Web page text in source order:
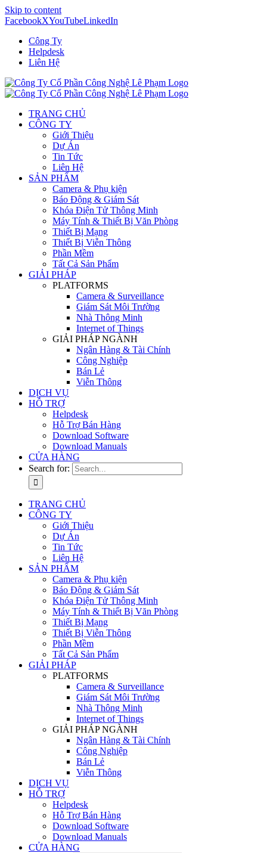
Skip to content
FacebookXYouTubeLinkedIn
Công Ty
Helpdesk
Liên Hệ
TRANG CHỦ
CÔNG TY
Giới Thiệu
Dự Án
Tin Tức
Liên Hệ
SẢN PHẨM
Camera & Phụ kiện
Báo Động & Giám Sát
Khóa Điện Tử Thông Minh
Máy Tính & Thiết Bị Văn Phòng
Thiết Bị Mạng
Thiết Bị Viễn Thông
Phần Mềm
Tất Cả Sản Phẩm
GIẢI PHÁP
PLATFORMS
Camera & Surveillance
Giám Sát Môi Trường
Nhà Thông Minh
Internet of Things
GIẢI PHÁP NGÀNH
Ngân Hàng & Tài Chính
Công Nghiệp
Bán Lẻ
Viễn Thông
DỊCH VỤ
HỖ TRỢ
Helpdesk
Hỗ Trợ Bán Hàng
Download Software
Download Manuals
CỬA HÀNG
Search for:
TRANG CHỦ
CÔNG TY
Giới Thiệu
Dự Án
Tin Tức
Liên Hệ
SẢN PHẨM
Camera & Phụ kiện
Báo Động & Giám Sát
Khóa Điện Tử Thông Minh
Máy Tính & Thiết Bị Văn Phòng
Thiết Bị Mạng
Thiết Bị Viễn Thông
Phần Mềm
Tất Cả Sản Phẩm
GIẢI PHÁP
PLATFORMS
Camera & Surveillance
Giám Sát Môi Trường
Nhà Thông Minh
Internet of Things
GIẢI PHÁP NGÀNH
Ngân Hàng & Tài Chính
Công Nghiệp
Bán Lẻ
Viễn Thông
DỊCH VỤ
HỖ TRỢ
Helpdesk
Hỗ Trợ Bán Hàng
Download Software
Download Manuals
CỬA HÀNG